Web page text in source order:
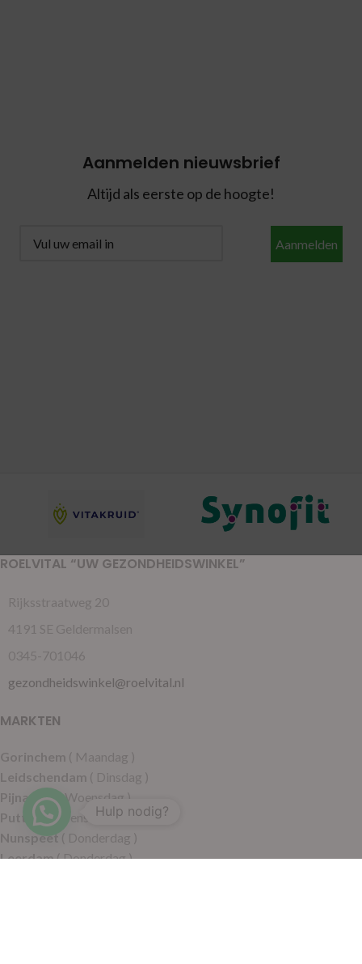
Aanmelden nieuwsbrief
Altijd als eerste op de hoogte!
Aanmelden
ROELVITAL “UW GEZONDHEIDSWINKEL”
Rijksstraatweg 20
4191 SE Geldermalsen
0345-701046
gezondheidswinkel@roelvital.nl
MARKTEN
Gorinchem ( Maandag )
Leidschendam ( Dinsdag )
Pijnacker ( Woensdag )
Putten ( Woensdag )
Nunspeet( Donderdag )
Leerdam( Donderdag )
Hulp nodig?